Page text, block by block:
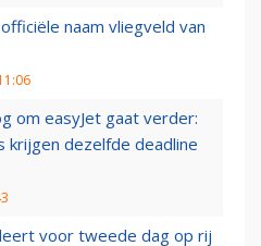
naam vliegveld van
om easyJet gaat verder:
krijgen dezelfde deadline
voor tweede dag op rij